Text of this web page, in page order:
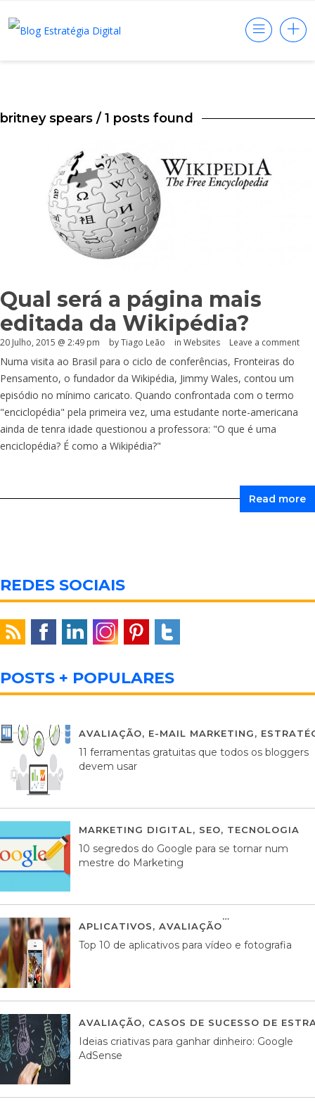
britney spears / 1 posts found
Qual será a página mais
editada da Wikipédia?
20 Julho, 2015 @ 2:49 pm by Tiago Leão in Websites Leave a comment
Numa visita ao Brasil para o ciclo de conferências, Fronteiras do
Pensamento, o fundador da Wikipédia, Jimmy Wales, contou um
episódio no mínimo caricato. Quando confrontada com o termo
"enciclopédia" pela primeira vez, uma estudante norte-americana
ainda de tenra idade questionou a professora: "O que é uma
enciclopédia? É como a Wikipédia?"
Read more
REDES SOCIAIS
POSTS + POPULARES
AVALIAÇÃO, E-MAIL MARKETING,
11 ferramentas gratuitas que todos os bloggers
devem usar
MARKETING DIGITAL, SEO, TECNOLOGIA
10 segredos do Google para se tornar num
mestre do Marketing
APLICATIVOS, AVALIAÇÃO
Top 10 de aplicativos para vídeo e fotografia
AVALIAÇÃO, CASOS DE SUCESSO DE
Ideias criativas para ganhar dinheiro: Google
AdSense